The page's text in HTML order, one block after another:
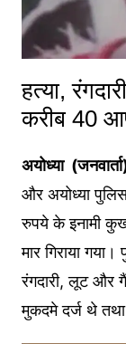
हत्या,
करीब 40
अयोध्या
और अयोध्या
रुपये के इनामी
मार गिराया
रंगदारी, लूट और
मुकदमे दर्ज थे